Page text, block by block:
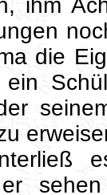
die